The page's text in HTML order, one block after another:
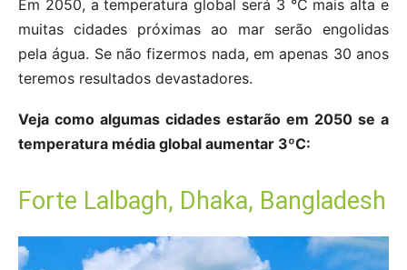
Em 2050, a temperatura global será 3 °C mais alta e
muitas cidades próximas ao mar serão engolidas
pela água. Se não fizermos nada, em apenas 30 anos
teremos resultados devastadores.
Veja como algumas cidades estarão em 2050 se a
temperatura média global aumentar 3ºC:
Forte Lalbagh, Dhaka, Bangladesh